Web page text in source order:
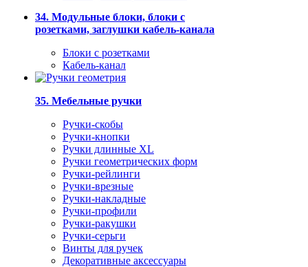
34. Модульные блоки, блоки с
розетками, заглушки кабель-канала
Блоки с розетками
Кабель-канал
35. Мебельные ручки
Ручки-скобы
Ручки-кнопки
Ручки длинные XL
Ручки геометрических форм
Ручки-рейлинги
Ручки-врезные
Ручки-накладные
Ручки-профили
Ручки-ракушки
Ручки-серьги
Винты для ручек
Декоративные аксессуары